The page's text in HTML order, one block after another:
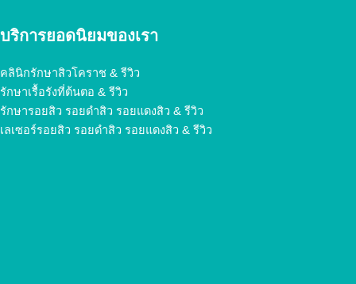
บริการยอดนิยมของเรา
คลินิกรักษาสิวโคราช & รีวิว
รักษาเรื้อรังที่ต้นตอ & รีวิว
รักษารอยสิว รอยดำสิว รอยแดงสิว & รีวิว
เลเซอร์รอยสิว รอยดำสิว รอยแดงสิว & รีวิว